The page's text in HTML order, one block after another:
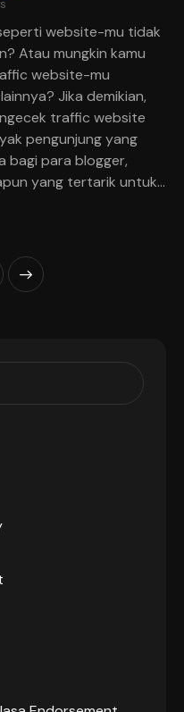
website-mu tidak
Atau mungkin kamu
website-mu
Jika demikian,
traffic website
pengunjung yang
bagi para blogger,
yang tertarik untuk…